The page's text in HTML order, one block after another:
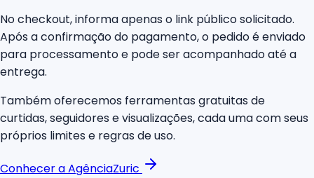
No checkout, informa apenas o link público solicitado.
Após a confirmação do pagamento, o pedido é enviado
para processamento e pode ser acompanhado até a
entrega.
Também oferecemos ferramentas gratuitas de
curtidas, seguidores e visualizações, cada uma com seus
próprios limites e regras de uso.
Conhecer a AgênciaZuric